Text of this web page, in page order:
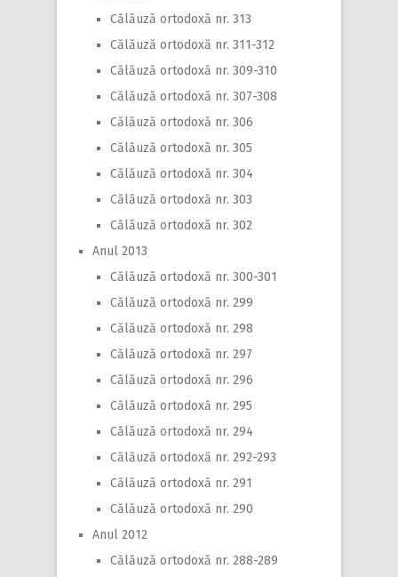
Călăuză ortodoxă nr. 313
Călăuză ortodoxă nr. 311-312
Călăuză ortodoxă nr. 309-310
Călăuză ortodoxă nr. 307-308
Călăuză ortodoxă nr. 306
Călăuză ortodoxă nr. 305
Călăuză ortodoxă nr. 304
Călăuză ortodoxă nr. 303
Călăuză ortodoxă nr. 302
Anul 2013
Călăuză ortodoxă nr. 300-301
Călăuză ortodoxă nr. 299
Călăuză ortodoxă nr. 298
Călăuză ortodoxă nr. 297
Călăuză ortodoxă nr. 296
Călăuză ortodoxă nr. 295
Călăuză ortodoxă nr. 294
Călăuză ortodoxă nr. 292-293
Călăuză ortodoxă nr. 291
Călăuză ortodoxă nr. 290
Anul 2012
Călăuză ortodoxă nr. 288-289